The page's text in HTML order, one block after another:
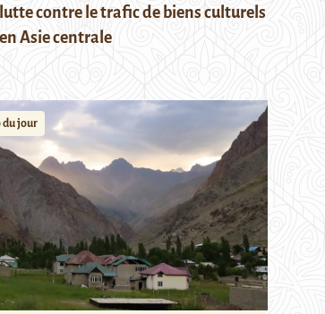
lutte contre le trafic de biens culturels
en Asie centrale
du jour